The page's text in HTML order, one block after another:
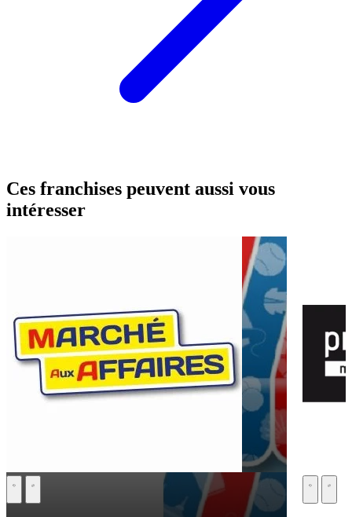
Ces franchises peuvent aussi vous
intéresser